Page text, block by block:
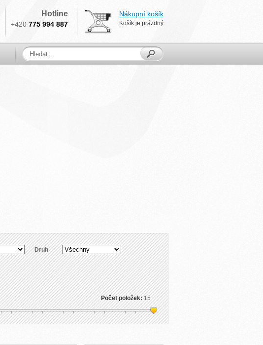
Hotline
+420 775 994 887
Nákupní košík
Košík je prázdný
Druh
Počet položek:15